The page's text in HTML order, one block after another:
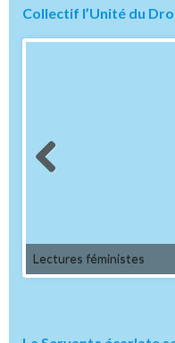
Collectif l’Unité du
Lectures féministes